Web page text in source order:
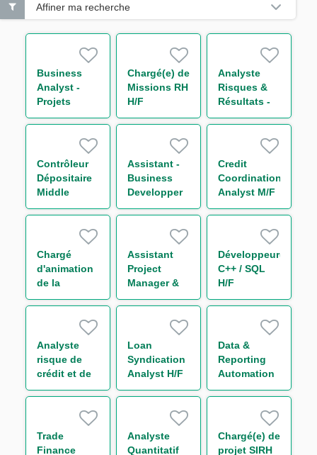
Business
Analyst -
Projets
Liquidité
Chargé(e) de
Missions RH
H/F
Analyste
Risques &
Résultats -
Equity
Contrôleur
Dépositaire
Middle
Office
Assistant -
Business
Developper
H/F
Credit
Coordination
Analyst M/F
Chargé
d'animation
de la
communauté
Market IT
H/F
Assistant
Project
Manager &
Organisation
Développeur(euse)
C++ / SQL
H/F
Analyste
risque de
crédit et de
portefeuille -
Transport
H/F
Loan
Syndication
Analyst H/F
Data &
Reporting
Automation
Analyst M/F
Trade
Finance
Analyste
Quantitatif
Chargé(e) de
projet SIRH
Affiner ma recherche